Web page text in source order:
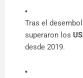
Tras el
superaron los
desde 2019.